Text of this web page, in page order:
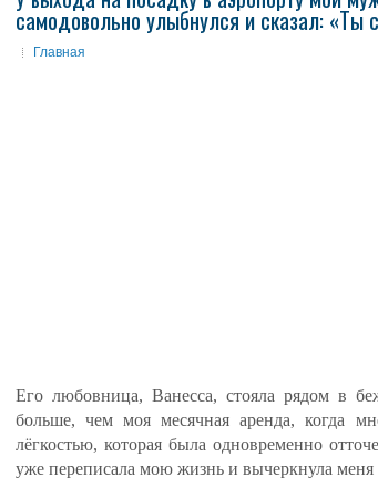
самодовольно улыбнулся и сказал: «Ты
Главная
Его любовница, Ванесса, стояла рядом в
больше, чем моя месячная аренда, когда
лёгкостью, которая была одновременно
уже переписала мою жизнь и вычеркнула меня